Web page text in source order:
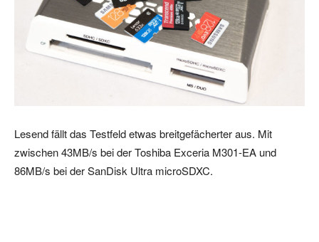
Lesend fällt das Testfeld etwas breitgefächerter aus. Mit
zwischen 43MB/s bei der Toshiba Exceria M301-EA und
86MB/s bei der SanDisk Ultra microSDXC.